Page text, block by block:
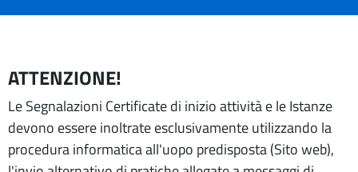
ATTENZIONE!
Le Segnalazioni Certificate di inizio attività e le Istanze
devono essere inoltrate esclusivamente utilizzando la
procedura informatica all'uopo predisposta (Sito web),